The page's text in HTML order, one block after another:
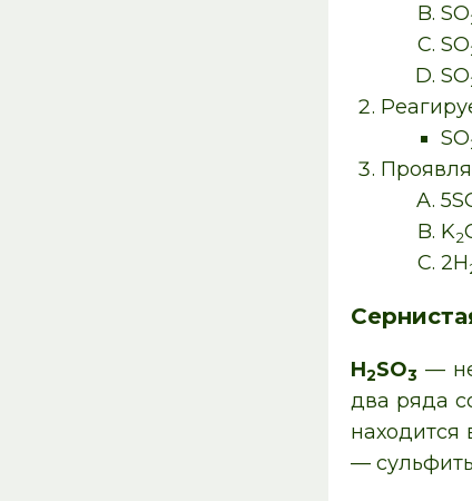
SO
SO
SO
SO
K2
2H
H2SO3 —
два ряда
находится
—